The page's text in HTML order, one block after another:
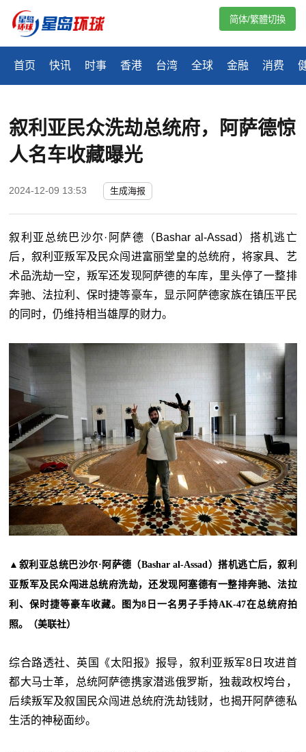
首页 快讯 时事 香港 台湾 全球 金融 消费
简体/繁體切換
叙利亚民众洗劫总统府，阿萨德惊
人名车收藏曝光
2024-12-09 13:53 生成海报
叙利亚总统巴沙尔·阿萨德（Bashar al-Assad）搭机逃亡
后，叙利亚叛军及民众闯进富丽堂皇的总统府，将家具、艺
术品洗劫一空，叛军还发现阿萨德的车库，里头停了一整排
奔驰、法拉利、保时捷等豪车，显示阿萨德家族在镇压平民
的同时，仍维持相当雄厚的财力。
▲叙利亚总统巴沙尔·阿萨德（Bashar al-Assad）搭机逃亡后，叙利
亚叛军及民众闯进总统府洗劫，还发现阿塞德有一整排奔驰、法拉
利、保时捷等豪车收藏。图为8日一名男子手持AK-47在总统府拍
照。（美联社）
综合路透社、英国《太阳报》报导，叙利亚叛军8日攻进首
都大马士革，总统阿萨德携家潜逃俄罗斯，独裁政权垮台，
后续叛军及叙国民众闯进总统府洗劫钱财，也揭开阿萨德私
生活的神秘面纱。